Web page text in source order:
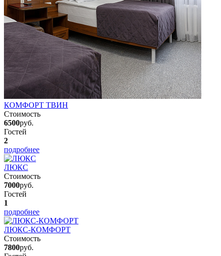
КОМФОРТ ТВИН
Стоимость
6500руб.
Гостей
2
подробнее
ЛЮКС
Стоимость
7000руб.
Гостей
1
подробнее
ЛЮКС-КОМФОРТ
Стоимость
7800руб.